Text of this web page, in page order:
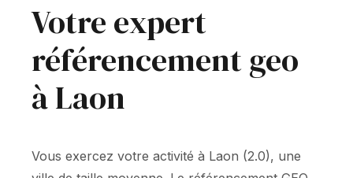
Votre expert
référencement geo
à Laon
Vous exercez votre activité à Laon (2.0), une